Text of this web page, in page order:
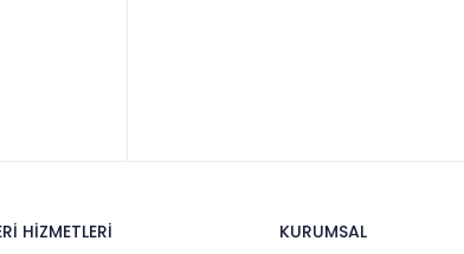
HİZMETLERİ
KURUMSAL